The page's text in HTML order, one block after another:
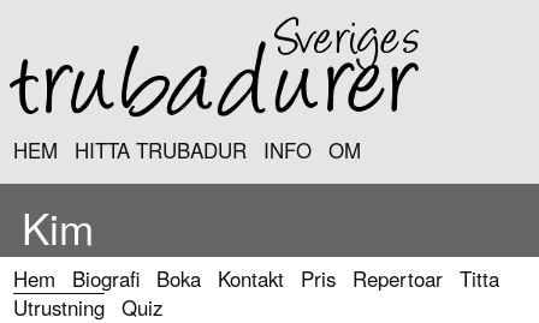
HEM HITTA TRUBADUR INFO OM
Kim
Hem Biografi Boka Kontakt Pris Repertoar Titta
Utrustning Quiz